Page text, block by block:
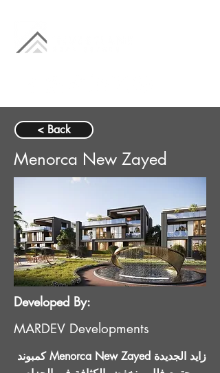
< Back
Menorca New Zayed
Developed By:
MARDEV Developments
كمبوند Menorca New Zayed زايد الجديدة